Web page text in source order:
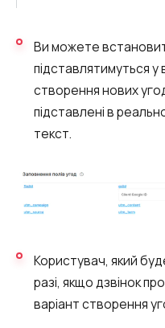
Ви можете
підставлятимуться у
створення нових
підставлені в
текст.
Користувач, який
разі, якщо дзвінок
варіант створення